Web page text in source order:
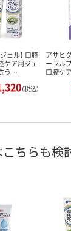
ェル】 口腔
ケア用ジェ
う…
（税込）
アサヒ
ーラル
口腔ケ
ちらも検